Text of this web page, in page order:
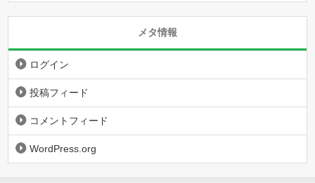
メタ情報
ログイン
投稿フィード
コメントフィード
WordPress.org